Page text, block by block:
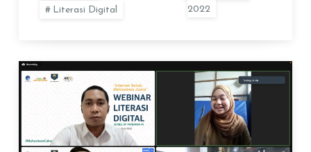
Literasi Digital